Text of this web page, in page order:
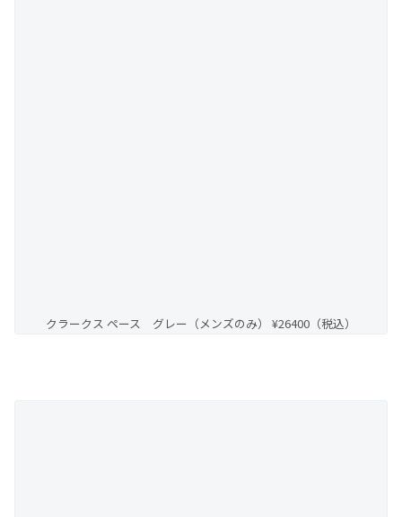
クラークス ペース グレー（メンズのみ） ¥26400（税込）